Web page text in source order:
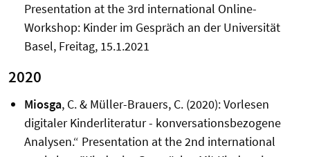
Presentation at the 3rd international Online-
Workshop: Kinder im Gespräch an der Universität
Basel, Freitag, 15.1.2021
2020
Miosga, C. & Müller-Brauers, C. (2020): Vorlesen
digitaler Kinderliteratur - konversationsbezogene
Analysen.“ Presentation at the 2nd international